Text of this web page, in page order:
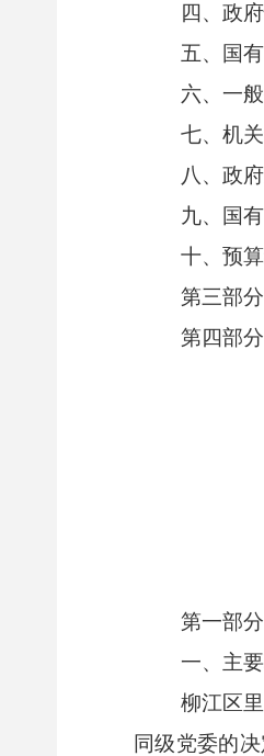
四、政
五、国
六、一
七、机
八、政
九、国
十、预
第三部
第四部
第一部
一、主
柳江区
同级党委的